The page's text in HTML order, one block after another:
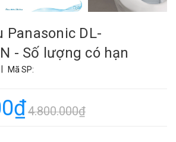
Panasonic DL-
- Số lượng có hạn
Mã SP:
4.800.000₫